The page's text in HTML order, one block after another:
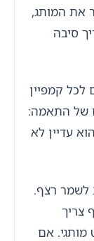
את המותג,
סיבה
לכל קמפיין
של התאמה:
עדיין לא
לשמר רצף.
צריך
אם